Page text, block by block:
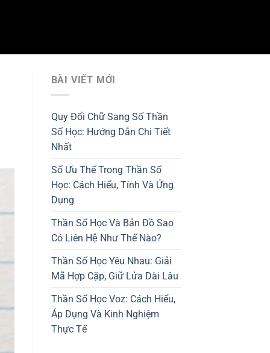
BÀI VIẾT MỚI
Quy Đổi Chữ Sang Số Thần
Số Học: Hướng Dẫn Chi Tiết
Nhất
Số Ưu Thế Trong Thần Số
Học: Cách Hiểu, Tính Và Ứng
Dụng
Thần Số Học Và Bản Đồ Sao
Có Liên Hệ Như Thế Nào?
Thần Số Học Yêu Nhau: Giải
Mã Hợp Cặp, Giữ Lửa Dài Lâu
Thần Số Học Voz: Cách Hiểu,
Áp Dụng Và Kinh Nghiệm
Thực Tế